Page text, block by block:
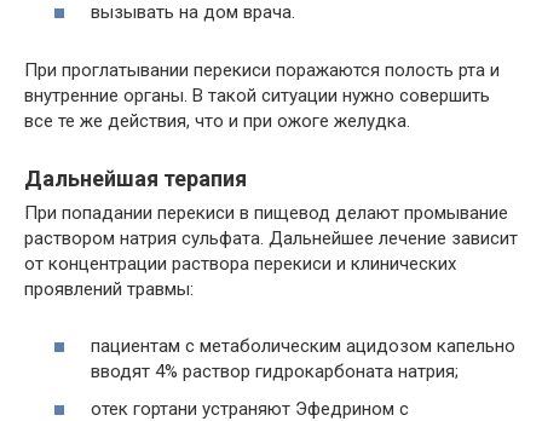
вызывать на дом врача.
При проглатывании перекиси поражаются полость рта и
внутренние органы. В такой ситуации нужно совершить
все те же действия, что и при ожоге желудка.
Дальнейшая терапия
При попадании перекиси в пищевод делают промывание
раствором натрия сульфата. Дальнейшее лечение зависит
от концентрации раствора перекиси и клинических
проявлений травмы:
пациентам с метаболическим ацидозом капельно
вводят 4% раствор гидрокарбоната натрия;
отек гортани устраняют Эфедрином с